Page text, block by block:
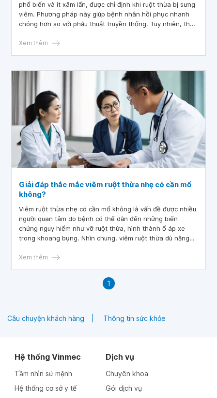
phổ biến và ít xâm lấn, được chỉ định khi ruột thừa bị sưng
viêm. Phương pháp này giúp bệnh nhân hồi phục nhanh
chóng hơn so với phẫu thuật truyền thống. Tuy nhiên, thời
cá nhân và tình trạng sức khỏe cụ thể.
Xem thêm
Giải đáp thắc mắc viêm ruột thừa nhẹ có cần mổ
không?
Viêm ruột thừa nhẹ có cần mổ không là vấn đề được nhiều
người quan tâm do bệnh có thể dẫn đến những biến
chứng nguy hiểm như vỡ ruột thừa, hình thành ổ áp xe
trong khoang bụng. Nhìn chung, viêm ruột thừa dù nặng
sự lựa chọn hàng đầu để điều trị hiệu quả và lâu dài.
Xem thêm
1
Câu chuyện khách hàng Thông tin sức khỏe
Hệ thống Vinmec
Tầm nhìn sứ mệnh
Hệ thống cơ sở y tế
Dịch vụ
Chuyên khoa
Gói dịch vụ